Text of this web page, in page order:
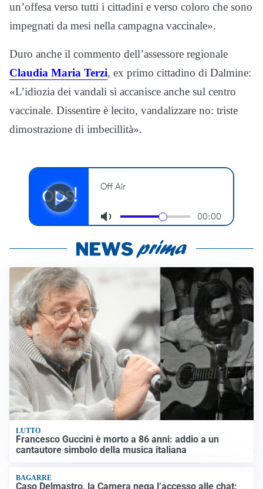
un’offesa verso tutti i cittadini e verso coloro che sono
impegnati da mesi nella campagna vaccinale».
Duro anche il commento dell’assessore regionale
Claudia Maria Terzi, ex primo cittadino di Dalmine:
«L’idiozia dei vandali si accanisce anche sul centro
vaccinale. Dissentire è lecito, vandalizzare no: triste
dimostrazione di imbecillità».
LUTTO
Francesco Guccini è morto a 86 anni: addio a un
cantautore simbolo della musica italiana
BAGARRE
Caso Delmastro, la Camera nega l’accesso alle chat: